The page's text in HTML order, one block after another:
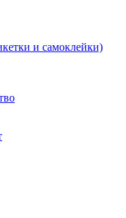
и самоклейки)